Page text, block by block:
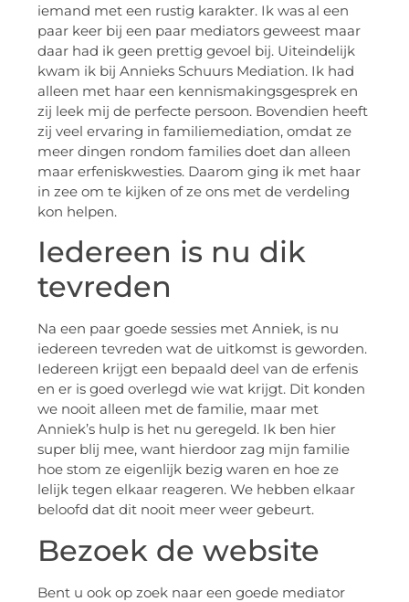
iemand met een rustig karakter. Ik was al een
paar keer bij een paar mediators geweest maar
daar had ik geen prettig gevoel bij. Uiteindelijk
kwam ik bij Annieks Schuurs Mediation. Ik had
alleen met haar een kennismakingsgesprek en
zij leek mij de perfecte persoon. Bovendien heeft
zij veel ervaring in familiemediation, omdat ze
meer dingen rondom families doet dan alleen
maar erfeniskwesties. Daarom ging ik met haar
in zee om te kijken of ze ons met de verdeling
kon helpen.
Iedereen is nu dik
tevreden
Na een paar goede sessies met Anniek, is nu
iedereen tevreden wat de uitkomst is geworden.
Iedereen krijgt een bepaald deel van de erfenis
en er is goed overlegd wie wat krijgt. Dit konden
we nooit alleen met de familie, maar met
Anniek’s hulp is het nu geregeld. Ik ben hier
super blij mee, want hierdoor zag mijn familie
hoe stom ze eigenlijk bezig waren en hoe ze
lelijk tegen elkaar reageren. We hebben elkaar
beloofd dat dit nooit meer weer gebeurt.
Bezoek de website
Bent u ook op zoek naar een goede mediator